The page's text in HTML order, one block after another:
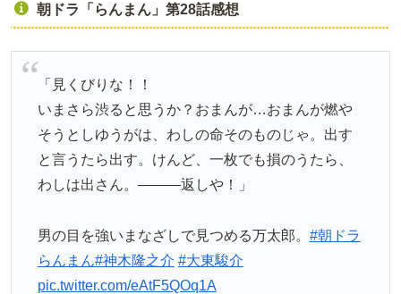
朝ドラ「らんまん」第28話感想
「見くびりな！！
いまさら渋ると思うか？おまんが…おまんが燃や
そうとしゆうがは、わしの命そのものじゃ。出す
と言うたら出す。けんど、一枚でも損のうたら、
わしは出さん。―――返しや！」
男の目を強いまなざしで見つめる万太郎。 #朝ドラ
らんまん#神木隆之介 #大東駿介
pic.twitter.com/eAtF5QOq1A